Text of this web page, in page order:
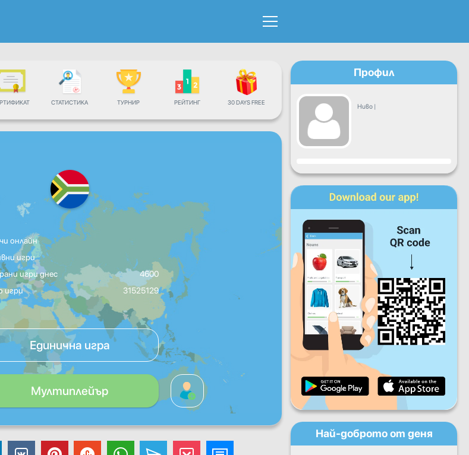
СТАТИСТИКА ТУРНИР РЕЙТИНГ 30 DAYS FREE
онлайн
игри
игри днес
4600
игри
31525129
Единична игра
Мултиплейър
Профил
Ниво |
Прогрес
Пон Сря Чет
Съб Нед
Дневен прогрес
Месечен прогрес
Общ прогрес
Най-доброто от деня